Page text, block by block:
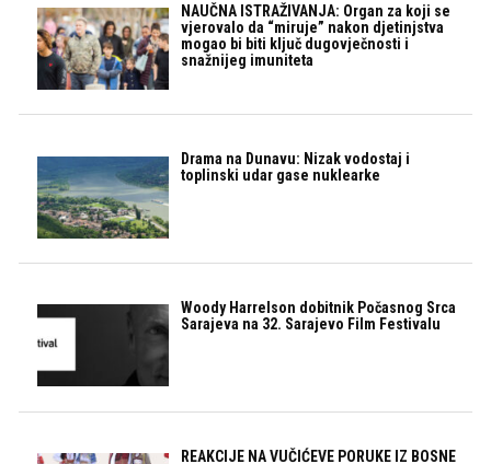
NAUČNA ISTRAŽIVANJA: Organ za koji se
vjerovalo da “miruje” nakon djetinjstva
mogao bi biti ključ dugovječnosti i
snažnijeg imuniteta
Drama na Dunavu: Nizak vodostaj i
toplinski udar gase nuklearke
Woody Harrelson dobitnik Počasnog Srca
Sarajeva na 32. Sarajevo Film Festivalu
REAKCIJE NA VUČIĆEVE PORUKE IZ BOSNE